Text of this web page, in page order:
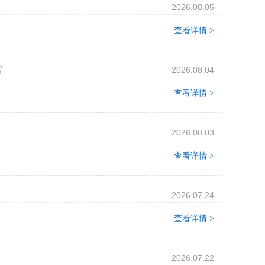
2026.08.05
查看详情 >
2026.08.04
查看详情 >
2026.08.03
查看详情 >
2026.07.24
查看详情 >
2026.07.22